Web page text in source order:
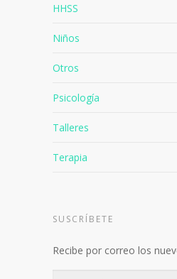
HHSS
Niños
Otros
Psicología
Talleres
Terapia
SUSCRÍBETE
Recibe por correo los